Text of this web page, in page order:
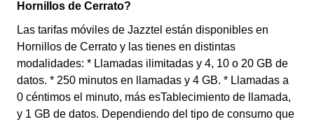
Hornillos de Cerrato?
Las tarifas móviles de Jazztel están disponibles en
Hornillos de Cerrato y las tienes en distintas
modalidades: * Llamadas ilimitadas y 4, 10 o 20 GB de
datos. * 250 minutos en llamadas y 4 GB. * Llamadas a
0 céntimos el minuto, más esTablecimiento de llamada,
y 1 GB de datos. Dependiendo del tipo de consumo que